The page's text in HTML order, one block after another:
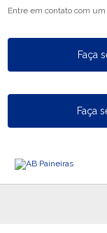
Entre em contato com
Faça
Faça